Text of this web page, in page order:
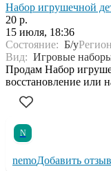
Набор игрушечной
20 р.
15 июля, 18:36
Состояние: Б/у
Вид: Игровые
Продам Набор
восстановление или
N
nemoДобавить отзыв